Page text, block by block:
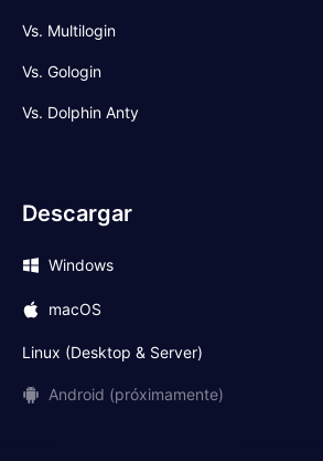
Vs. Multilogin
Vs. Gologin
Vs. Dolphin Anty
Descargar
Windows
macOS
Linux (Desktop & Server)
Android (próximamente)